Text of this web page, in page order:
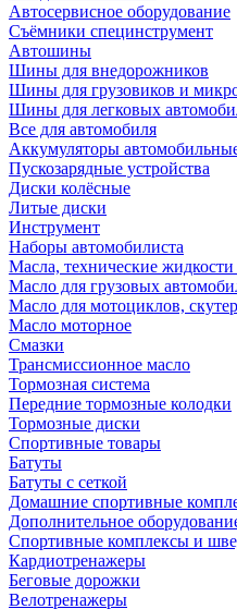
Автосервисное оборудование
Съёмники специнструмент
Автошины
Шины для внедорожников
Шины для грузовиков и
Шины для легковых
Все для автомобиля
Аккумуляторы
Пускозарядные устройства
Диски колёсные
Литые диски
Инструмент
Наборы автомобилиста
Масла, технические жидкости
Масло для грузовых
Масло для мотоциклов,
Масло моторное
Смазки
Трансмиссионное масло
Тормозная система
Передние тормозные колодки
Тормозные диски
Спортивные товары
Батуты
Батуты с сеткой
Домашние спортивные
Дополнительное
Спортивные комплексы и
Кардиотренажеры
Беговые дорожки
Велотренажеры